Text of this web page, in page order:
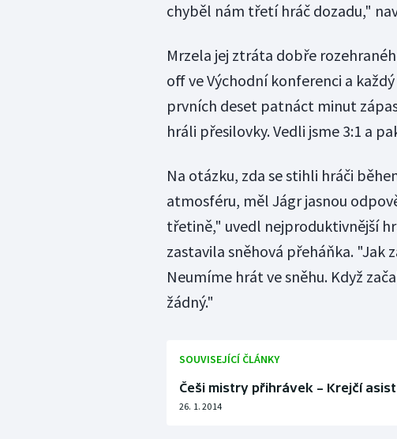
chyběl nám třetí hráč dozadu,"
Mrzela jej ztráta dobře
off ve Východní konferenci a
prvních deset patnáct minut
hráli přesilovky. Vedli jsme 3:1 a
Na otázku, zda se stihli hráči
atmosféru, měl Jágr jasnou
třetině," uvedl nejproduktivnější
zastavila sněhová přeháňka. "Jak
Neumíme hrát ve sněhu. Když
žádný."
SOUVISEJÍCÍ ČLÁNKY
Češi mistry přihrávek – Krejčí
26. 1. 2014